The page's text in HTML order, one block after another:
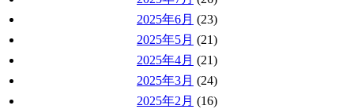
2025年6月 (23)
2025年5月 (21)
2025年4月 (21)
2025年3月 (24)
2025年2月 (16)